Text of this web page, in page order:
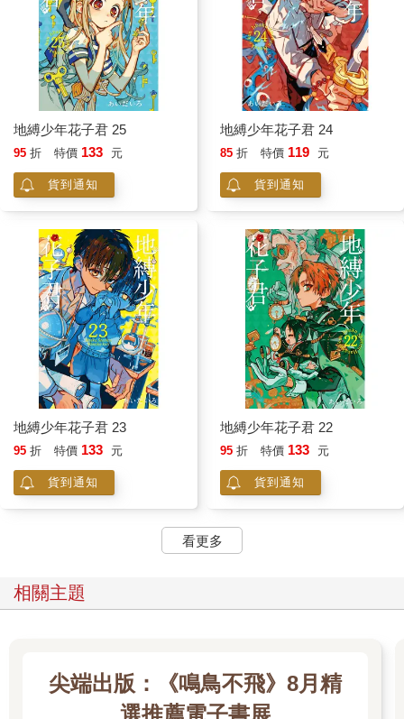
地縛少年花子君 25
95 折 特價 133 元
貨到通知
地縛少年花子君 24
85 折 特價 119 元
貨到通知
地縛少年花子君 23
95 折 特價 133 元
貨到通知
地縛少年花子君 22
95 折 特價 133 元
貨到通知
看更多
相關主題
尖端出版：《鳴鳥不飛》8月精